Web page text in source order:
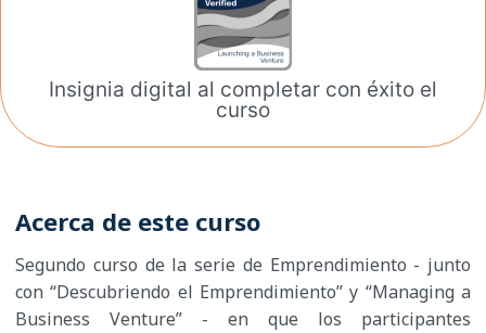
Insignia digital al completar con éxito el
curso
Acerca de este curso
Segundo curso de la serie de Emprendimiento - junto
con “Descubriendo el Emprendimiento” y “Managing a
Business Venture” - en que los participantes